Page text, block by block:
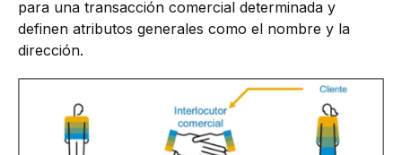
para una transacción comercial determinada y
definen atributos generales como el nombre y la
dirección.